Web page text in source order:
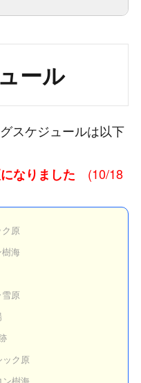
ール
スケジュールは以下
なりました (10/18
原
海
原
ク原